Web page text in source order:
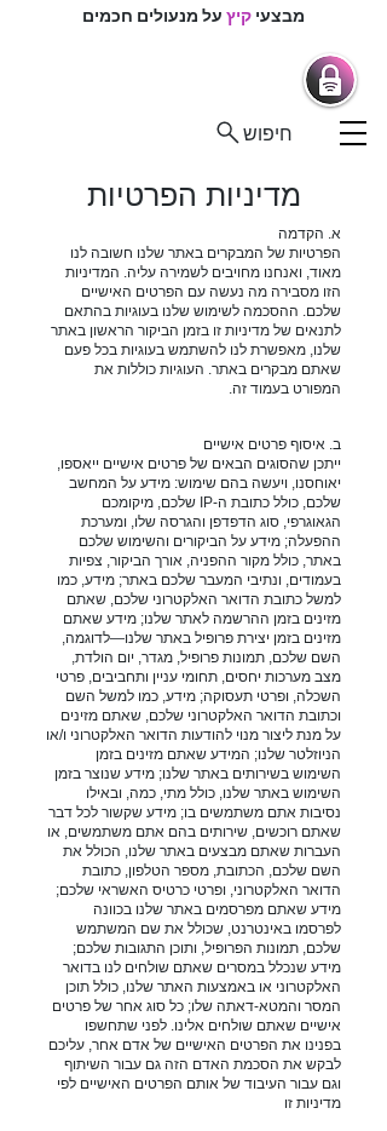
מבצעיקיץעל מנעולים חכמים
חיפוש
מדיניות הפרטיות
א. הקדמה
הפרטיות של המבקרים באתר שלנו חשובה לנו
מאוד, ואנחנו מחויבים לשמירה עליה. המדיניות
הזו מסבירה מה נעשה עם הפרטים האישיים
שלכם. ההסכמה לשימוש שלנו בעוגיות בהתאם
לתנאים של מדיניות זו בזמן הביקור הראשון באתר
שלנו, מאפשרת לנו להשתמש בעוגיות בכל פעם
שאתם מבקרים באתר. העוגיות כוללות את
המפורט בעמוד זה.
ב. איסוף פרטים אישיים
ייתכן שהסוגים הבאים של פרטים אישיים ייאספו,
יאוחסנו, ויעשה בהם שימוש: מידע על המחשב
שלכם, כולל כתובת ה-IP שלכם, מיקומכם
הגאוגרפי, סוג הדפדפן והגרסה שלו, ומערכת
ההפעלה; מידע על הביקורים והשימוש שלכם
באתר, כולל מקור ההפניה, אורך הביקור, צפיות
בעמודים, ונתיבי המעבר שלכם באתר; מידע, כמו
למשל כתובת הדואר האלקטרוני שלכם, שאתם
מזינים בזמן ההרשמה לאתר שלנו; מידע שאתם
מזינים בזמן יצירת פרופיל באתר שלנו—לדוגמה,
השם שלכם, תמונות פרופיל, מגדר, יום הולדת,
מצב מערכות יחסים, תחומי עניין ותחביבים, פרטי
השכלה, ופרטי תעסוקה; מידע, כמו למשל השם
וכתובת הדואר האלקטרוני שלכם, שאתם מזינים
על מנת ליצור מנוי להודעות הדואר האלקטרוני ו/או
הניוזלטר שלנו; המידע שאתם מזינים בזמן
השימוש בשירותים באתר שלנו; מידע שנוצר בזמן
השימוש באתר שלנו, כולל מתי, כמה, ובאילו
נסיבות אתם משתמשים בו; מידע שקשור לכל דבר
שאתם רוכשים, שירותים בהם אתם משתמשים, או
העברות שאתם מבצעים באתר שלנו, הכולל את
השם שלכם, הכתובת, מספר הטלפון, כתובת
הדואר האלקטרוני, ופרטי כרטיס האשראי שלכם;
מידע שאתם מפרסמים באתר שלנו בכוונה
לפרסמו באינטרנט, שכולל את שם המשתמש
שלכם, תמונות הפרופיל, ותוכן התגובות שלכם;
מידע שנכלל במסרים שאתם שולחים לנו בדואר
האלקטרוני או באמצעות האתר שלנו, כולל תוכן
המסר והמטא-דאתה שלו; כל סוג אחר של פרטים
אישיים שאתם שולחים אלינו. לפני שתחשפו
בפנינו את הפרטים האישיים של אדם אחר, עליכם
לבקש את הסכמת האדם הזה גם עבור השיתוף
וגם עבור העיבוד של אותם הפרטים האישיים לפי
מדיניות זו